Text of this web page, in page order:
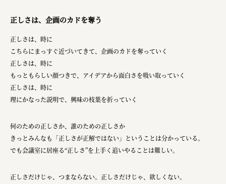
正しさは、企画のカドを奪う
正しさは、時に
こちらにまっすぐ近づいてきて、企画のカドを奪っていく
正しさは、時に
もっともらしい顔つきで、アイデアから面白さを吸い取っていく
正しさは、時に
理にかなった説明で、興味の枝葉を折っていく
何のための正しさか、誰のための正しさか
きっとみんなも「正しさが正解ではない」ということは分かっている。
でも会議室に居座る“正しさ”を上手く追いやることは難しい。
正しさだけじゃ、つまならない。正しさだけじゃ、欲しくない。